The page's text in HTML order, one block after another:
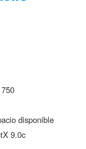
disponible
9.0c